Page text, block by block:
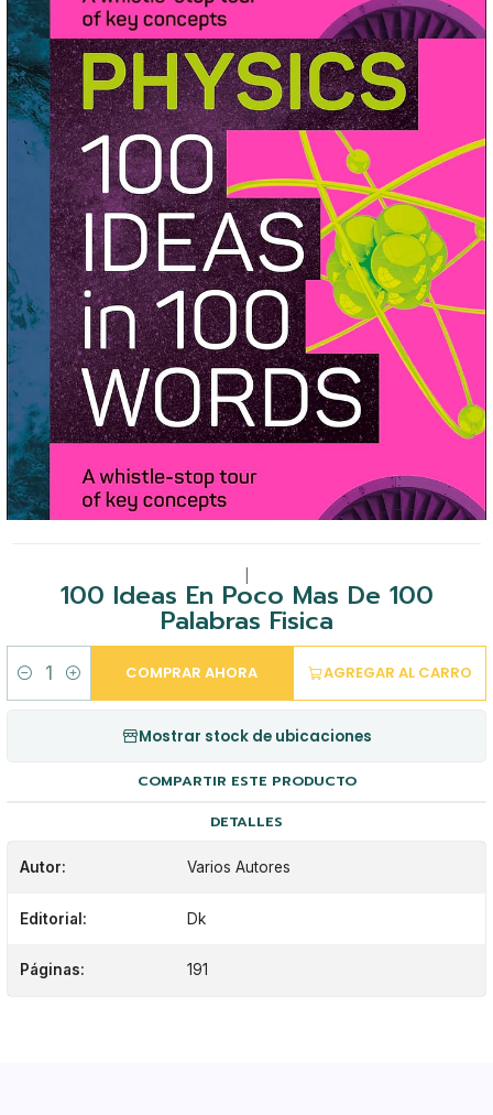
100 Ideas En Poco Mas De 100
Palabras Fisica
Cantidad
AGREGAR AL CARRO
COMPRAR AHORA
Mostrar stock de ubicaciones
COMPARTIR ESTE PRODUCTO
DETALLES
Autor: Varios Autores
Editorial: Dk
Páginas: 191